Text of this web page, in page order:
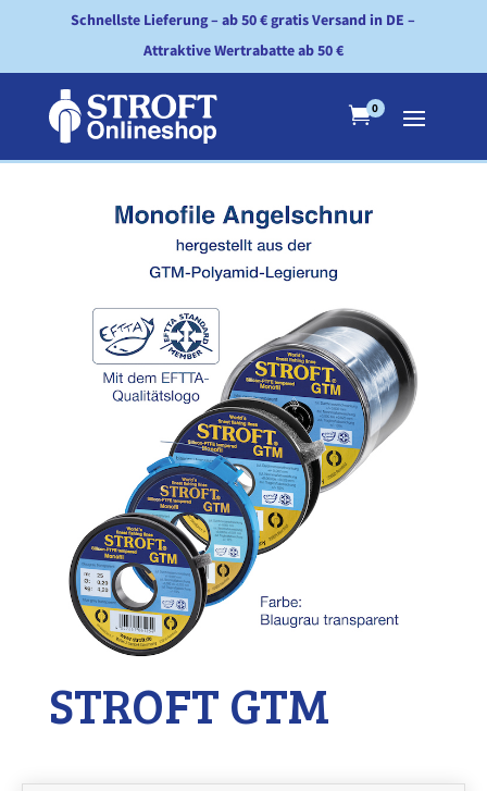
Schnellste Lieferung – ab 50 € gratis Versand in DE –
Attraktive Wertrabatte ab 50 €
0
STROFT GTM